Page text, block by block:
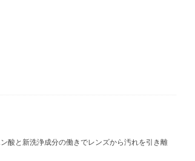
酸と新洗浄成分の働きでレンズから汚れを引き離